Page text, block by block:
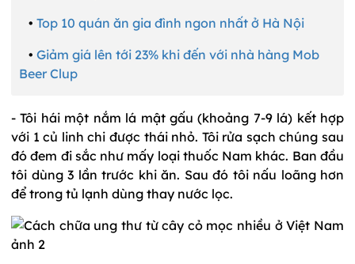
• Top 10 quán ăn gia đình ngon nhất ở Hà Nội
• Giảm giá lên tới 23% khi đến với nhà hàng Mob
Beer Clup
- Tôi hái một nắm lá mật gấu (khoảng 7-9 lá) kết hợp
với 1 củ linh chi được thái nhỏ. Tôi rửa sạch chúng sau
đó đem đi sắc như mấy loại thuốc Nam khác. Ban đầu
tôi dùng 3 lần trước khi ăn. Sau đó tôi nấu loãng hơn
để trong tủ lạnh dùng thay nước lọc.